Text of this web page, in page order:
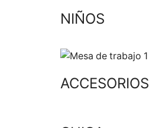
NIÑOS
ACCESORIOS